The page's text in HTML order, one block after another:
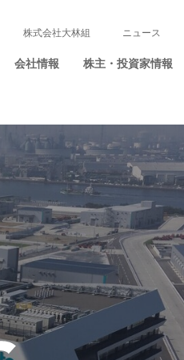
会社情報 株主・投資家情報
株式会社大林組 ニュース